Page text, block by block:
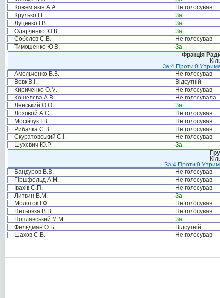
Кожем’якін А.А.
Не голосував
Крулько І.І.
За
Луценко І.В.
За
Одарченко Ю.В.
За
Соболєв С.В.
Не голосував
Тимошенко Ю.В.
За
Фракція
За:4 Проти:0
Амельченко В.В.
Не голосував
Вовк В.І.
Відсутній
Кириченко О.М.
Не голосував
Кошелєва А.В.
Не голосувала
Ленський О.О.
За
Лозовой А.С.
Не голосував
Мосійчук І.В.
Не голосував
Рибалка С.В.
Не голосував
Скуратовський С.І.
Не голосував
Шухевич Ю.Р.
За
За:4 Проти:0
Бандуров В.В.
Не голосував
Гіршфельд А.М.
Не голосував
Івахів С.П.
Не голосував
Литвин В.М.
За
Молоток І.Ф.
Не голосував
Петьовка В.В.
Не голосував
Поплавський М.М.
За
Фельдман О.Б.
Відсутній
Шахов С.В.
Не голосував